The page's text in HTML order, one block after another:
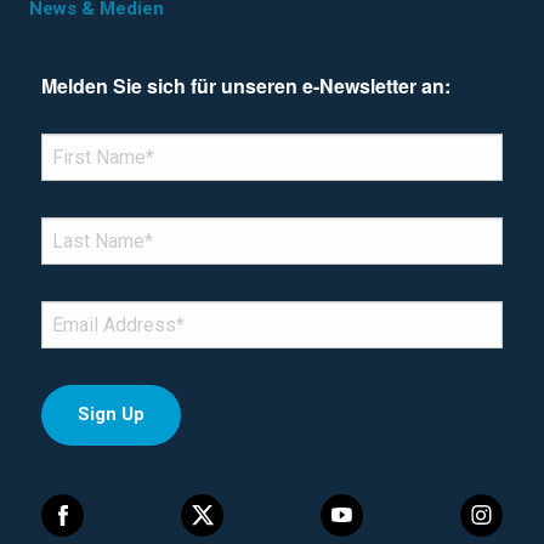
News & Medien
Melden Sie sich für unseren e-Newsletter an:
FIRST NAME
LAST NAME*
EMAIL *